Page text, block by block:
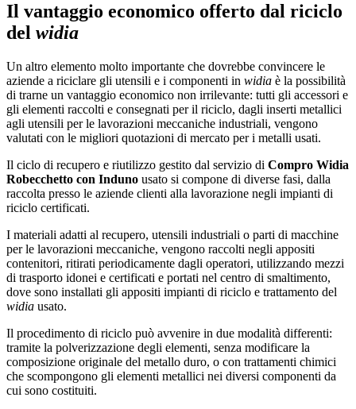
Il vantaggio economico offerto dal riciclo
del widia
Un altro elemento molto importante che dovrebbe convincere le
aziende a riciclare gli utensili e i componenti in widia è la possibilità
di trarne un vantaggio economico non irrilevante: tutti gli accessori e
gli elementi raccolti e consegnati per il riciclo, dagli inserti metallici
agli utensili per le lavorazioni meccaniche industriali, vengono
valutati con le migliori quotazioni di mercato per i metalli usati.
Il ciclo di recupero e riutilizzo gestito dal servizio di Compro Widia
Robecchetto con Induno usato si compone di diverse fasi, dalla
raccolta presso le aziende clienti alla lavorazione negli impianti di
riciclo certificati.
I materiali adatti al recupero, utensili industriali o parti di macchine
per le lavorazioni meccaniche, vengono raccolti negli appositi
contenitori, ritirati periodicamente dagli operatori, utilizzando mezzi
di trasporto idonei e certificati e portati nel centro di smaltimento,
dove sono installati gli appositi impianti di riciclo e trattamento del
widia usato.
Il procedimento di riciclo può avvenire in due modalità differenti:
tramite la polverizzazione degli elementi, senza modificare la
composizione originale del metallo duro, o con trattamenti chimici
che scompongono gli elementi metallici nei diversi componenti da
cui sono costituiti.